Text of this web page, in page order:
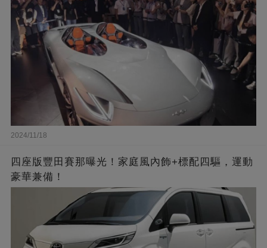
2024/11/18
四座版豐田賽那曝光！家庭風內飾+標配四驅，運動
豪華兼備！